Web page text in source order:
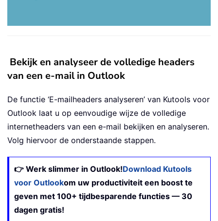
Bekijk en analyseer de volledige headers
van een e-mail in Outlook
De functie ‘E-mailheaders analyseren’ van Kutools voor
Outlook laat u op eenvoudige wijze de volledige
internetheaders van een e-mail bekijken en analyseren.
Volg hiervoor de onderstaande stappen.
👉 Werk slimmer in Outlook!Download Kutools
voor Outlookom uw productiviteit een boost te
geven met 100+ tijdbesparende functies — 30
dagen gratis!